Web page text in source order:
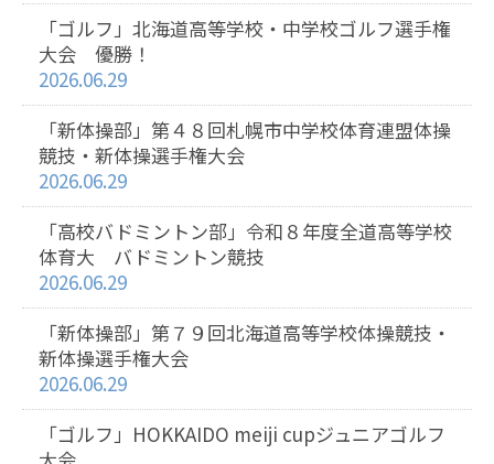
「ゴルフ」北海道高等学校・中学校ゴルフ選手権
大会 優勝！
2026.06.29
「新体操部」第４８回札幌市中学校体育連盟体操
競技・新体操選手権大会
2026.06.29
「高校バドミントン部」令和８年度全道高等学校
体育大 バドミントン競技
2026.06.29
「新体操部」第７９回北海道高等学校体操競技・
新体操選手権大会
2026.06.29
「ゴルフ」HOKKAIDO meiji cupジュニアゴルフ